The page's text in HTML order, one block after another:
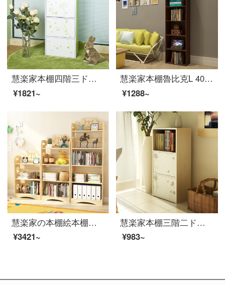
慧楽家本棚四階三ドア印紙書棚ファッション創意階棚棚棚11289-1
¥1821~
慧楽家本棚魯比克L 40六階書棚セット棚棚棚収納棚深紅チェリー木色11306
¥1288~
慧楽家の本棚絵本棚書斎四階建ての木の本の新聞棚が床に落ちています。棚が60幅あります。
¥3421~
慧楽家本棚三階二ドアプリント収納棚棚棚白楓色11035-1
¥983~